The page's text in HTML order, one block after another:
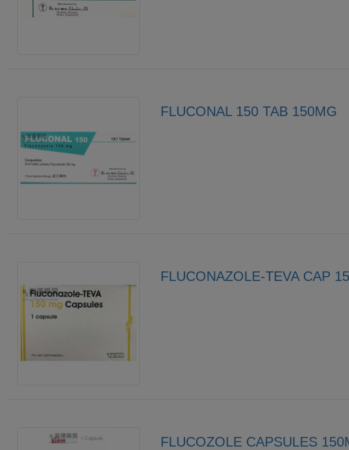
FLUCONAL 150 TAB 150MG
FLUCONAZOLE-TEVA CAP
FLUCOZOLE CAPSULES